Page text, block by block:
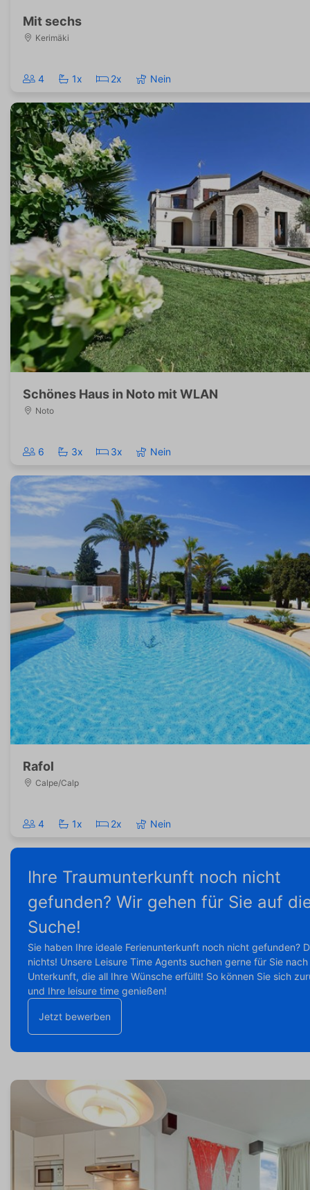
Mit sechs
Kerimäki
4 1x 2x Nein
Schönes Haus in Noto mit WLAN
Noto
6 3x 3x Nein
Rafol
Calpe/Calp
4 1x 2x Nein
Ihre Traumunterkunft noch nicht
gefunden? Wir gehen für Sie auf
Suche!
Sie haben Ihre ideale Ferienunterkunft noch nicht gefunden?
nichts! Unsere Leisure Time Agents suchen gerne für Sie nach
Unterkunft, die all Ihre Wünsche erfüllt! So können Sie sich
und Ihre leisure time genießen!
Jetzt bewerben